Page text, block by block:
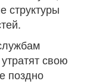
структуры
свою
поздно